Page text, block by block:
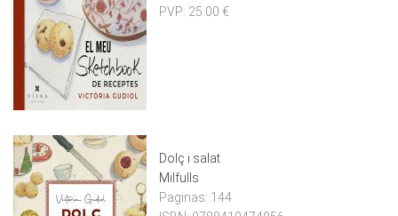
PVP: 25.00 €
Dolç i salat
Milfulls
Paginas: 144